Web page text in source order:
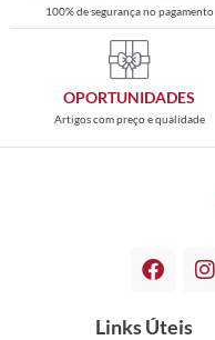
100% de segurança no pagamento
OPORTUNIDADES
Artigos com preço e qualidade
Links Úteis